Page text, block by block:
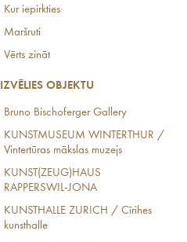
Kur iepirkties
Maršruti
Vērts zināt
IZVĒLIES OBJEKTU
Bruno Bischoferger Gallery
KUNSTMUSEUM WINTERTHUR /
Vintertūras mākslas muzejs
KUNST(ZEUG)HAUS
RAPPERSWIL-JONA
KUNSTHALLE ZURICH / Cīrihes
kunsthalle